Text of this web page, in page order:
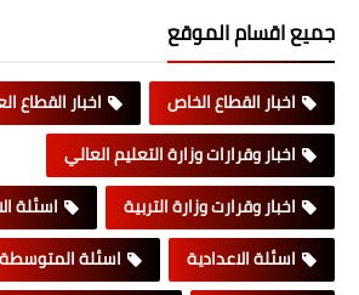
جميع اقسام الموقع
اخبار القطاع الخاص
اخبار القطاع
اخبار وقرارات وزارة التعليم العالي
اخبار وقرارت وزارة التربية
اسئلة
اسئلة الاعدادية
اسئلة المتوسطة